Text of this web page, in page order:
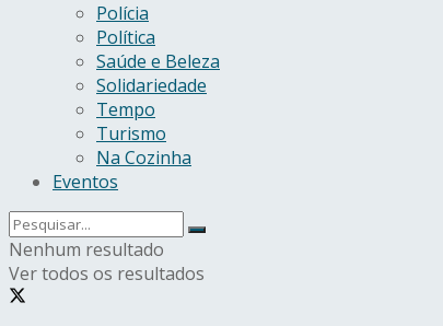
Polícia
Política
Saúde e Beleza
Solidariedade
Tempo
Turismo
Na Cozinha
Eventos
Nenhum resultado
Ver todos os resultados